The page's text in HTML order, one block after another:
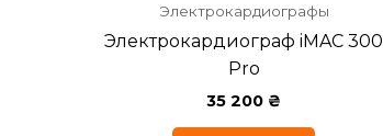
Электрокардиографы
Электрокардиограф iMAC 300
Pro
35 200 ₴